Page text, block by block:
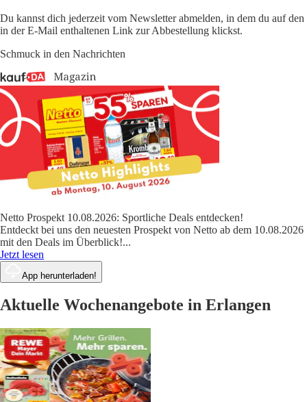
Du kannst dich jederzeit vom Newsletter abmelden, in dem du auf den
in der E-Mail enthaltenen Link zur Abbestellung klickst.
Schmuck in den Nachrichten
Netto Prospekt 10.08.2026: Sportliche Deals entdecken!
Entdeckt bei uns den neuesten Prospekt von Netto ab dem 10.08.2026
mit den Deals im Überblick!...
Jetzt lesen
App herunterladen!
Aktuelle Wochenangebote in Erlangen